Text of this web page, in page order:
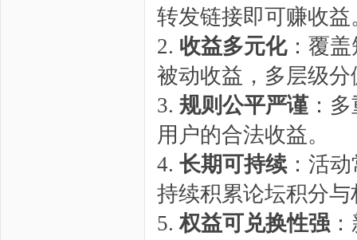
转发链接即可赚收益
2. 收益多元化：覆盖
被动收益，多层级
3. 规则公平严谨：多
用户的合法收益。
4. 长期可持续：活
持续积累论坛积分与
5.权益可兑换性强